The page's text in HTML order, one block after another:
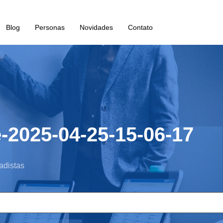
Blog Personas Novidades Contato
04-25-15-06-17